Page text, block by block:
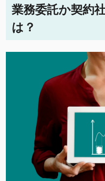
業務委託か契約
は？